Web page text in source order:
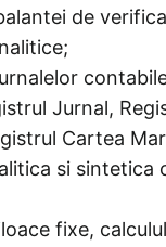
de
Jurnal,
Cartea
si sintetica
fixe, calculul